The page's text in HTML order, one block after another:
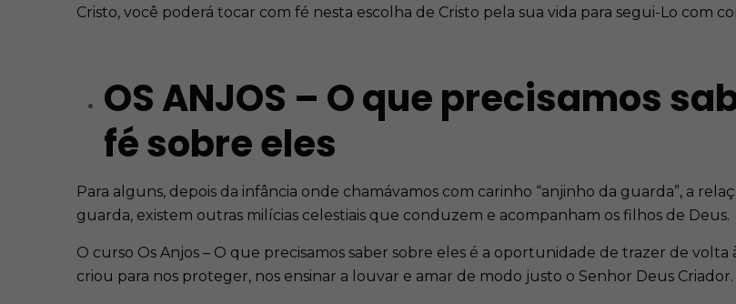
Cristo, você poderá tocar com fé nesta escolha de Cristo pela sua vida para segui-Lo com
OS ANJOS – O que precisamos
fé sobre eles
Para alguns, depois da infância onde chamávamos com carinho “anjinho da guarda”, a
guarda, existem outras milícias celestiais que conduzem e acompanham os filhos de Deus.
O curso Os Anjos – O que precisamos saber sobre eles é a oportunidade de trazer de
criou para nos proteger, nos ensinar a louvar e amar de modo justo o Senhor Deus Criador.